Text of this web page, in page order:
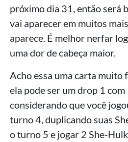
próximo dia 31, então será
vai aparecer em muitos
aparece. É melhor nerfar
uma dor de cabeça maior.
Acho essa uma carta muito
ela pode ser um drop 1 com
considerando que você
turno 4, duplicando suas
o turno 5 e jogar 2 She-